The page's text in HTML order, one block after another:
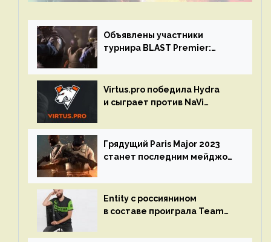
Объявлены участники
турнира BLAST Premier:
Virtus.pro победила Hydra
и сыграет против NaVi
Грядущий Paris Major 2023
станет последним мейджор-
Entity с россиянином
в составе проиграла Team